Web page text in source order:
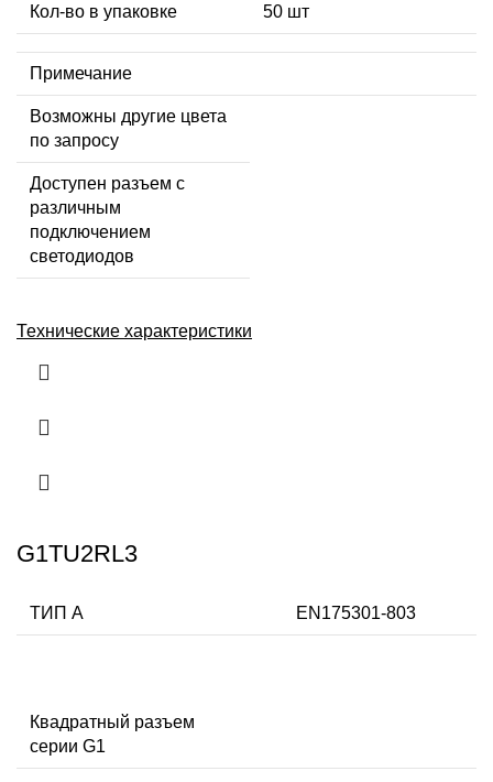
Кол-во в упаковке 50 шт
Примечание
Возможны другие цвета
по запросу
Доступен разъем с
различным
подключением
светодиодов
Технические характеристики
G1TU2RL3
ТИП А EN175301-803
Квадратный разъем
серии G1